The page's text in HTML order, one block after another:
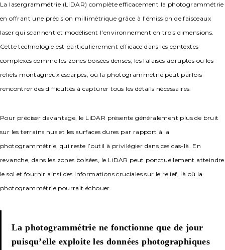
La lasergrammétrie (LiDAR) complète efficacement la photogrammétrie
en offrant une précision millimétrique grâce à l’émission de faisceaux
laser qui scannent et modélisent l’environnement en trois dimensions.
Cette technologie est particulièrement efficace dans les contextes
complexes comme les zones boisées denses, les falaises abruptes ou les
reliefs montagneux escarpés, où la photogrammétrie peut parfois
rencontrer des difficultés à capturer tous les détails nécessaires.
Pour préciser davantage, le LiDAR présente généralement plus de bruit
sur les terrains nus et les surfaces dures par rapport à la
photogrammétrie, qui reste l’outil à privilégier dans ces cas-là. En
revanche, dans les zones boisées, le LiDAR peut ponctuellement atteindre
le sol et fournir ainsi des informations cruciales sur le relief, là où la
photogrammétrie pourrait échouer.
La photogrammétrie ne fonctionne que de jour
puisqu’elle exploite les données photographiques